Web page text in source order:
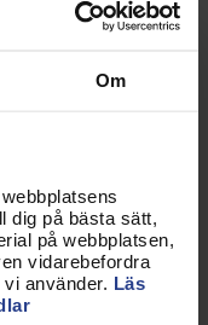
Om
dig på bästa sätt,
på webbplatsen,
vidarebefordra
använder. Läs
för
oacceptabelt
vi i
behövs. Det
Det handlar om
jobb, med
och
hög tid för
och vi har